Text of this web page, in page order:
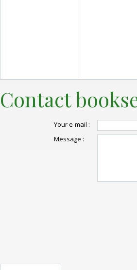
Contact
Your e-mail :
Message :